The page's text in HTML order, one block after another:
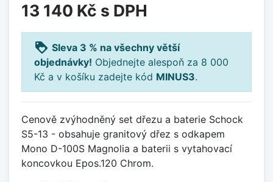
13 140 Kč s DPH
loyalty Sleva 3 % na všechny větší
objednávky! Objednejte alespoň za 8 000
Kč a v košíku zadejte kód MINUS3.
Cenově zvýhodněný set dřezu a baterie Schock
S5-13 - obsahuje granitový dřez s odkapem
Mono D-100S Magnolia a baterii s vytahovací
koncovkou Epos.120 Chrom.